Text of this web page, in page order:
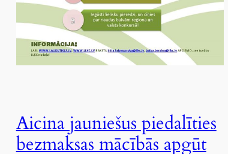
Aicina jauniešus piedalīties
bezmaksas mācībās apgūt